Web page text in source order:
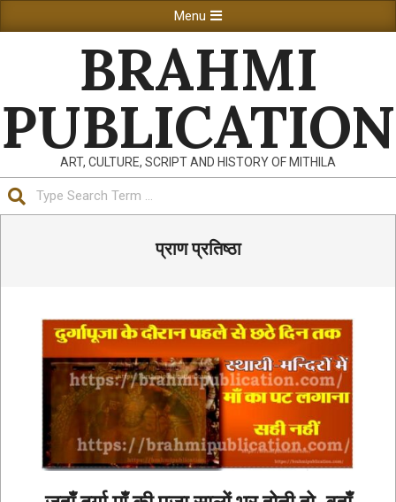
to
Navigation
Menu
BRAHMI
PUBLICATION
ART, CULTURE, SCRIPT AND HISTORY OF MITHILA
प्राण प्रतिष्ठा